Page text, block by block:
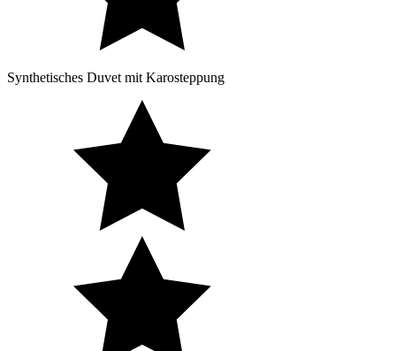
Synthetisches Duvet mit Karosteppung